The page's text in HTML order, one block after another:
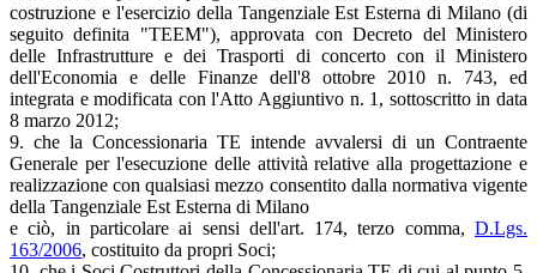
costruzione e l'esercizio della Tangenziale Est Esterna di Milano (di
seguito definita "TEEM"), approvata con Decreto del Ministero
delle Infrastrutture e dei Trasporti di concerto con il Ministero
dell'Economia e delle Finanze dell'8 ottobre 2010 n. 743, ed
integrata e modificata con l'Atto Aggiuntivo n. 1, sottoscritto in data
8 marzo 2012;
9. che la Concessionaria TE intende avvalersi di un Contraente
Generale per l'esecuzione delle attività relative alla progettazione e
realizzazione con qualsiasi mezzo consentito dalla normativa vigente
della Tangenziale Est Esterna di Milano
e ciò, in particolare ai sensi dell'art. 174, terzo comma, D.Lgs.
163/2006, costituito da propri Soci;